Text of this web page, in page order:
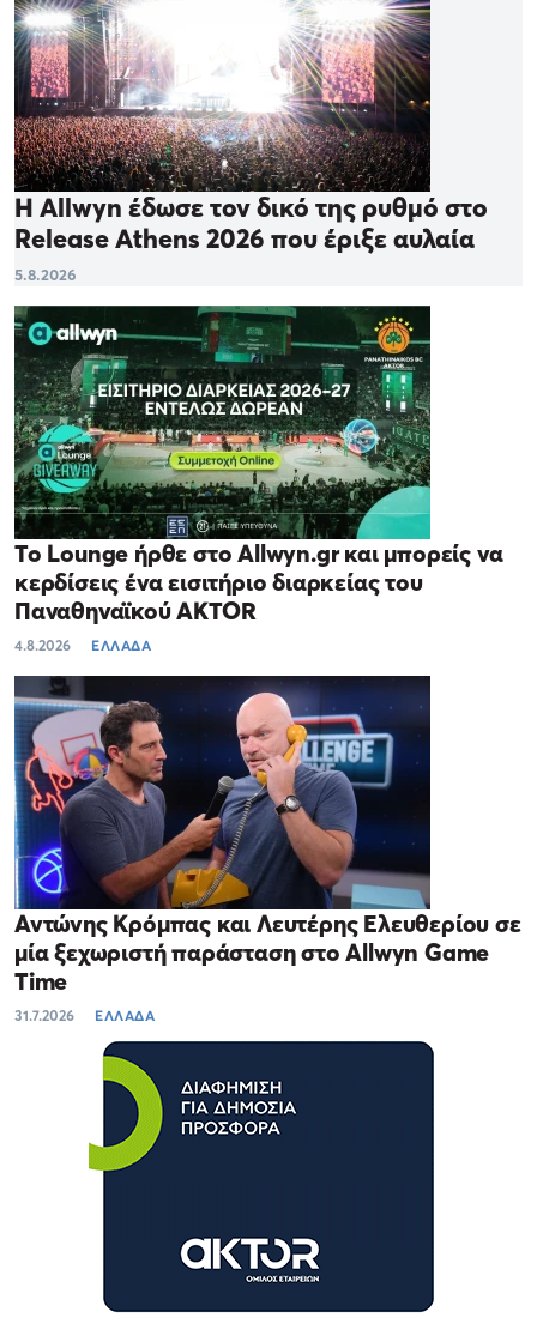
Η Allwyn έδωσε τον δικό της ρυθμό στο
Release Athens 2026 που έριξε αυλαία
5.8.2026
Το Lounge ήρθε στο Allwyn.gr και μπορείς να
κερδίσεις ένα εισιτήριο διαρκείας του
Παναθηναϊκού AKTOR
4.8.2026 ΕΛΛΑΔΑ
Αντώνης Κρόμπας και Λευτέρης Ελευθερίου σε
μία ξεχωριστή παράσταση στο Allwyn Game
Time
31.7.2026 ΕΛΛΑΔΑ